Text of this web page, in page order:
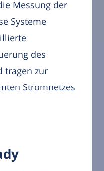
Messung der
Systeme
des
tragen zur
Stromnetzes